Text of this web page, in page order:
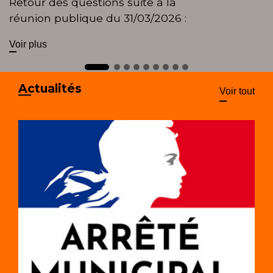
réunion publique du 31/03/2026 :
Voir plus
Actualités Voir tout